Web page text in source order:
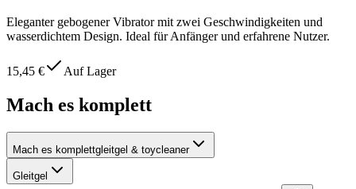
Eleganter gebogener Vibrator mit zwei Geschwindigkeiten und
wasserdichtem Design. Ideal für Anfänger und erfahrene Nutzer.
15,45 € Auf Lager
Mach es komplett
Mach es komplettgleitgel & toycleaner
Gleitgel